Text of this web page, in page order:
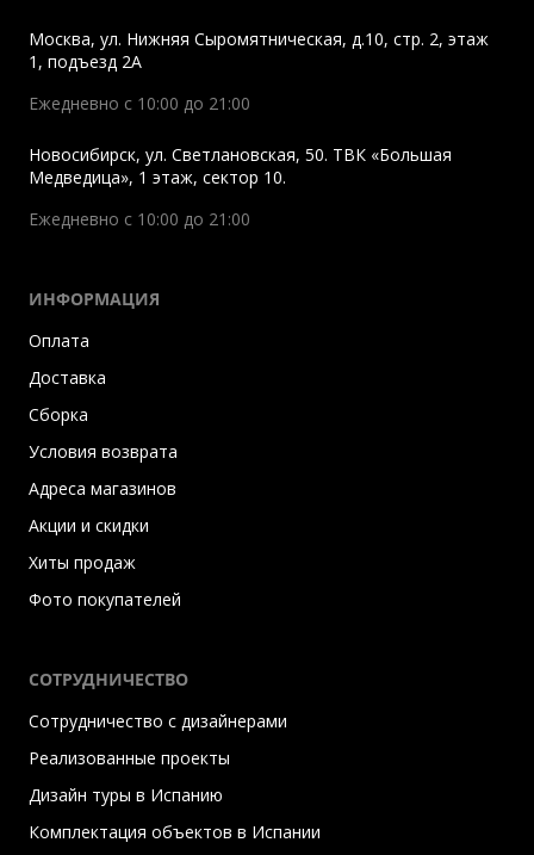
Москва, ул. Нижняя Сыромятническая, д.10, стр. 2, этаж
1, подъезд 2A
Ежедневно с 10:00 до 21:00
Новосибирск, ул. Светлановская, 50. ТВК «Большая
Медведица», 1 этаж, сектор 10.
Ежедневно с 10:00 до 21:00
ИНФОРМАЦИЯ
Оплата
Доставка
Сборка
Условия возврата
Адреса магазинов
Акции и скидки
Хиты продаж
Фото покупателей
СОТРУДНИЧЕСТВО
Сотрудничество с дизайнерами
Реализованные проекты
Дизайн туры в Испанию
Комплектация объектов в Испании